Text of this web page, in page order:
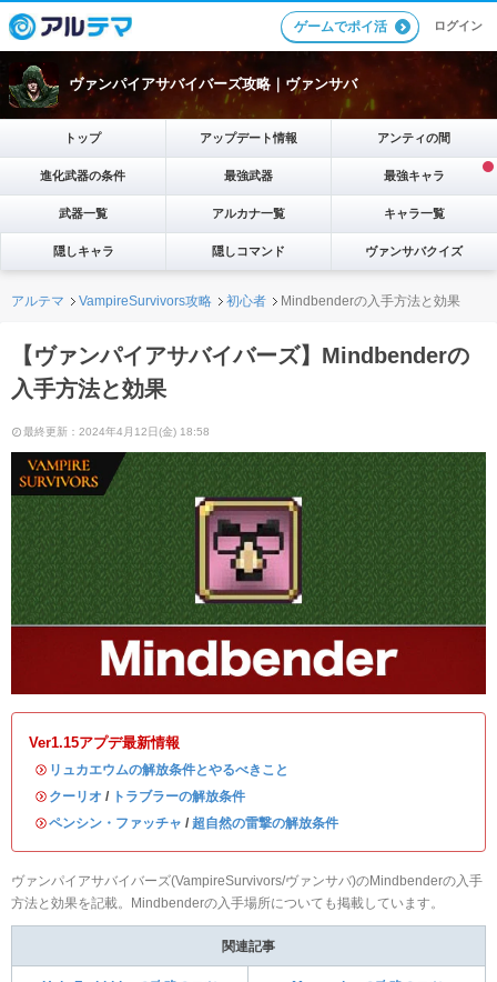
ゲームでポイ活 ログイン
ヴァンパイアサバイバーズ攻略｜ヴァンサバ
トップ アップデート情報 アンティの間
進化武器の条件 最強武器 最強キャラ
武器一覧 アルカナ一覧 キャラ一覧
隠しキャラ 隠しコマンド ヴァンサバクイズ
アルテマ VampireSurvivors攻略 初心者 Mindbenderの入手方法と効果
【ヴァンパイアサバイバーズ】Mindbenderの
入手方法と効果
最終更新：2024年4月12日(金) 18:58
Ver1.15アプデ最新情報
・ リュカエウムの解放条件とやるべきこと
・ クーリオ / トラブラーの解放条件
・ペンシン・ファッチャ / 超自然の雷撃の解放条件
ヴァンパイアサバイバーズ(VampireSurvivors/ヴァンサバ)のMindbenderの入手
方法と効果を記載。Mindbenderの入手場所についても掲載しています。
関連記事